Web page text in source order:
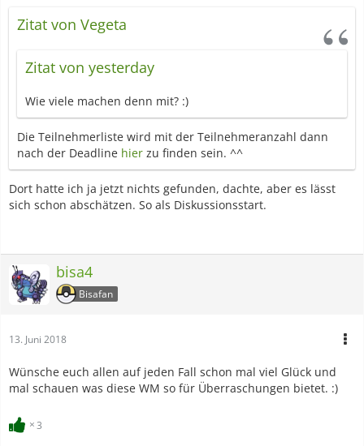
Zitat von Vegeta
Zitat von yesterday
Wie viele machen denn mit? :)
Die Teilnehmerliste wird mit der Teilnehmeranzahl dann
nach der Deadline hier zu finden sein. ^^
Dort hatte ich ja jetzt nichts gefunden, dachte, aber es lässt
sich schon abschätzen. So als Diskussionsstart.
bisa4
Bisafan
13. Juni 2018
Wünsche euch allen auf jeden Fall schon mal viel Glück und
mal schauen was diese WM so für Überraschungen bietet. :)
3